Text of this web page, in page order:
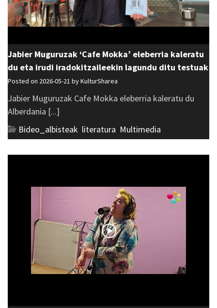
Jabier Muguruzak ‘Cafe Mokka’ eleberria kaleratu
du eta irudi iradokitzaileekin lagundu ditu testuak
Posted on 2026-05-21 byKulturSharea
Jabier Muguruzak Cafe Mokka eleberria kaleratu du
Alberdania [...]
Bideo_albisteak literatura Multimedia